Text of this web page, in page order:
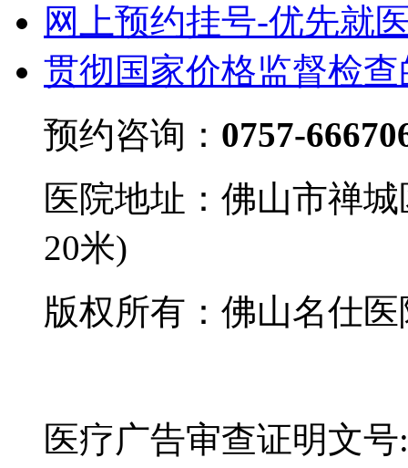
网上预约挂号-优先就
贯彻国家价格监督检
预约咨询： 0757-
医院地址：佛山市禅
20米)
版权所有：佛山名仕
医疗广告审查证明文